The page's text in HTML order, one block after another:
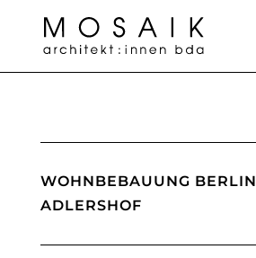
WOHNBEBAUUNG BERLIN
ADLERSHOF